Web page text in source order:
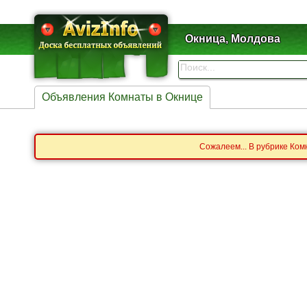
Окница, Молдова
Объявления Комнаты в Окнице
Сожалеем... В рубрике